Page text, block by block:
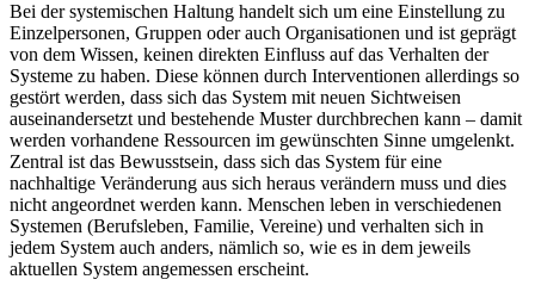
Bei der systemischen Haltung handelt sich um eine Einstellung zu
Einzelpersonen, Gruppen oder auch Organisationen und ist geprägt
von dem Wissen, keinen direkten Einfluss auf das Verhalten der
Systeme zu haben. Diese können durch Interventionen allerdings so
gestört werden, dass sich das System mit neuen Sichtweisen
auseinandersetzt und bestehende Muster durchbrechen kann – damit
werden vorhandene Ressourcen im gewünschten Sinne umgelenkt.
Zentral ist das Bewusstsein, dass sich das System für eine
nachhaltige Veränderung aus sich heraus verändern muss und dies
nicht angeordnet werden kann. Menschen leben in verschiedenen
Systemen (Berufsleben, Familie, Vereine) und verhalten sich in
jedem System auch anders, nämlich so, wie es in dem jeweils
aktuellen System angemessen erscheint.